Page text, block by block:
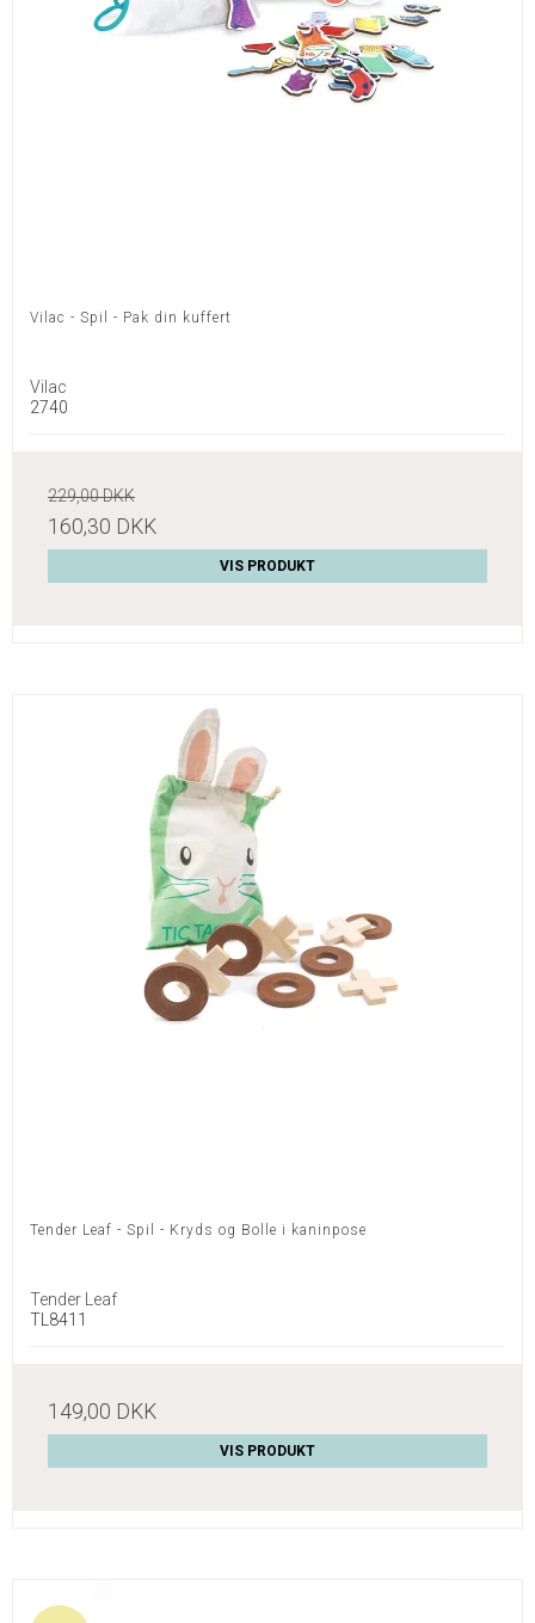
Vilac - Spil - Pak din kuffert
Vilac
2740
229,00 DKK
160,30 DKK
VIS PRODUKT
Tender Leaf - Spil - Kryds og Bolle i kaninpose
Tender Leaf
TL8411
149,00 DKK
VIS PRODUKT